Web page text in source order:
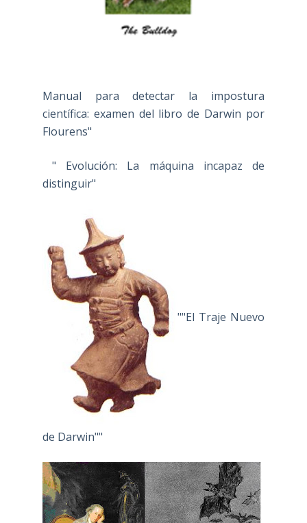
Manual para detectar la impostura
científica: examen del libro de Darwin por
Flourens"
" Evolución: La máquina incapaz de
distinguir"
""El Traje Nuevo
de Darwin""